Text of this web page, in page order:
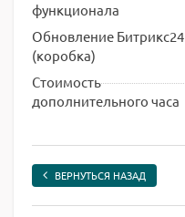
функционала
Обновление Битрикс24
(коробка)
Стоимость
дополнительного часа
ВЕРНУТЬСЯ НАЗАД